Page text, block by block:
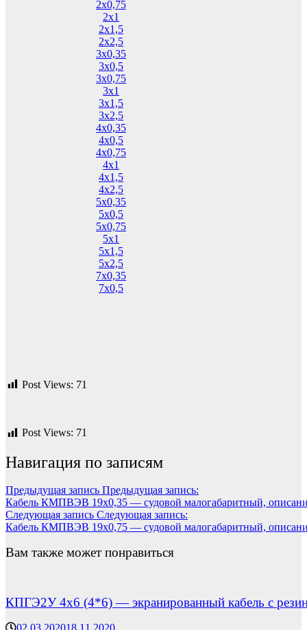
2х0,75
2х1
2х1,5
2х2,5
3х0,35
3х0,5
3х0,75
3х1
3х1,5
3х2,5
4х0,35
4х0,5
4х0,75
4х1
4х1,5
4х2,5
5х0,35
5х0,5
5х0,75
5х1
5х1,5
5х2,5
7х0,35
7х0,5
Post Views: 71
Post Views: 71
Навигация по записям
Предыдущая запись Предыдущая запись:
Кабель КМПВЭВ 19х0,35 — судовой малогабаритный,
Следующая запись Следующая запись:
Кабель КМПВЭВ 19х0,75 — судовой малогабаритный,
Вам также может понравиться
КПГЭ2У 4х6 (4*6) — экранированный кабель с